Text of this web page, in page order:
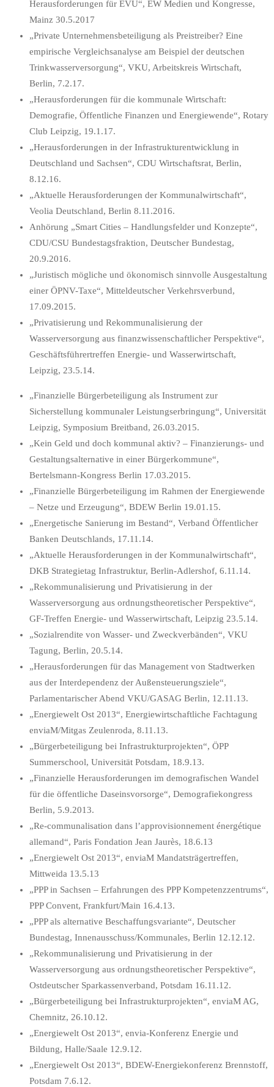
Herausforderungen für EVU“, EW Medien und Kongresse,
Mainz 30.5.2017
„Private Unternehmensbeteiligung als Preistreiber? Eine
empirische Vergleichsanalyse am Beispiel der deutschen
Trinkwasserversorgung“, VKU, Arbeitskreis Wirtschaft,
Berlin, 7.2.17.
„Herausforderungen für die kommunale Wirtschaft:
Demografie, Öffentliche Finanzen und Energiewende“, Rotary
Club Leipzig, 19.1.17.
„Herausforderungen in der Infrastrukturentwicklung in
Deutschland und Sachsen“, CDU Wirtschaftsrat, Berlin,
8.12.16.
„Aktuelle Herausforderungen der Kommunalwirtschaft“,
Veolia Deutschland, Berlin 8.11.2016.
Anhörung „Smart Cities – Handlungsfelder und Konzepte“,
CDU/CSU Bundestagsfraktion, Deutscher Bundestag,
20.9.2016.
„Juristisch mögliche und ökonomisch sinnvolle Ausgestaltung
einer ÖPNV-Taxe“, Mitteldeutscher Verkehrsverbund,
17.09.2015.
„Privatisierung und Rekommunalisierung der
Wasserversorgung aus finanzwissenschaftlicher Perspektive“,
Geschäftsführertreffen Energie- und Wasserwirtschaft,
Leipzig, 23.5.14.
„Finanzielle Bürgerbeteiligung als Instrument zur
Sicherstellung kommunaler Leistungserbringung“, Universität
Leipzig, Symposium Breitband, 26.03.2015.
„Kein Geld und doch kommunal aktiv? – Finanzierungs- und
Gestaltungsalternative in einer Bürgerkommune“,
Bertelsmann-Kongress Berlin 17.03.2015.
„Finanzielle Bürgerbeteiligung im Rahmen der Energiewende
– Netze und Erzeugung“, BDEW Berlin 19.01.15.
„Energetische Sanierung im Bestand“, Verband Öffentlicher
Banken Deutschlands, 17.11.14.
„Aktuelle Herausforderungen in der Kommunalwirtschaft“,
DKB Strategietag Infrastruktur, Berlin-Adlershof, 6.11.14.
„Rekommunalisierung und Privatisierung in der
Wasserversorgung aus ordnungstheoretischer Perspektive“,
GF-Treffen Energie- und Wasserwirtschaft, Leipzig 23.5.14.
„Sozialrendite von Wasser- und Zweckverbänden“, VKU
Tagung, Berlin, 20.5.14.
„Herausforderungen für das Management von Stadtwerken
aus der Interdependenz der Außensteuerungsziele“,
Parlamentarischer Abend VKU/GASAG Berlin, 12.11.13.
„Energiewelt Ost 2013“, Energiewirtschaftliche Fachtagung
enviaM/Mitgas Zeulenroda, 8.11.13.
„Bürgerbeteiligung bei Infrastrukturprojekten“, ÖPP
Summerschool, Universität Potsdam, 18.9.13.
„Finanzielle Herausforderungen im demografischen Wandel
für die öffentliche Daseinsvorsorge“, Demografiekongress
Berlin, 5.9.2013.
„Re-communalisation dans l’approvisionnement énergétique
allemand“, Paris Fondation Jean Jaurès, 18.6.13
„Energiewelt Ost 2013“, enviaM Mandatsträgertreffen,
Mittweida 13.5.13
„PPP in Sachsen – Erfahrungen des PPP Kompetenzzentrums“,
PPP Convent, Frankfurt/Main 16.4.13.
„PPP als alternative Beschaffungsvariante“, Deutscher
Bundestag, Innenausschuss/Kommunales, Berlin 12.12.12.
„Rekommunalisierung und Privatisierung in der
Wasserversorgung aus ordnungstheoretischer Perspektive“,
Ostdeutscher Sparkassenverband, Potsdam 16.11.12.
„Bürgerbeteiligung bei Infrastrukturprojekten“, enviaM AG,
Chemnitz, 26.10.12.
„Energiewelt Ost 2013“, envia-Konferenz Energie und
Bildung, Halle/Saale 12.9.12.
„Energiewelt Ost 2013“, BDEW-Energiekonferenz Brennstoff,
Potsdam 7.6.12.